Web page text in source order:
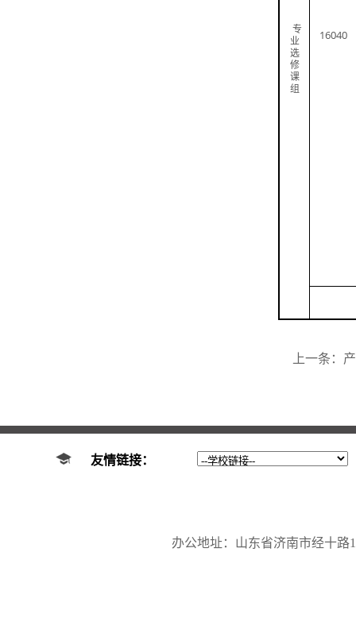
专
业
选
修
课
组
16040
上一条：
友情链接：
办公地址：山东省济南市经十路